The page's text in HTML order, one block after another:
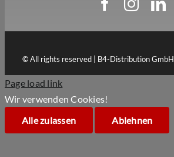
© All rights reserved | B4-Distribution GmbH
Page load link
Wir verwenden Cookies!
Alle zulassen
Ablehnen